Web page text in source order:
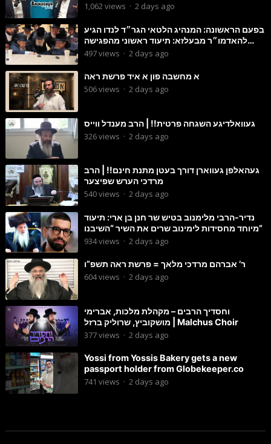
1,062views · 2 days ago
בפעם הראשונה: המנהיג הלטאי הגר״ד לנדו הגיע
להאדמו״ר מבעלזא: תיעוד ראשוני מהפגישה
הנדירה
497views · 2 days ago
א מחשבה פון א איד פרשת ראה
506views · 2 days ago
געוואלדיגע השגחה פרטית!! | הרב מענדל ווייס
326views · 2 days ago
געהאלפן געווארן דורך בעטן מתנת חינם!! | הרב
מרדכי הערש שפיצער
540views · 2 days ago
נדיר-הרבי מלימנוב בטיש שר חנן בן ארי: תיעוד
מיוחד מחסידות לימינוב שרים את השיר “השיבנו”
934views · 2 days ago
ר’ אברהם מרדכי מלאך = פרשת ראה תשפ”ו
604views · 2 days ago
וחסדיך הרבים – מקהלת מלכות, אברימי
מושקוביץ, שרוליק ברזל | Malchus Choir
377views · 2 days ago
Yossi from Yossis Bakery gets a new
passport holder from Globekeeper.co
741 views · 2 days ago